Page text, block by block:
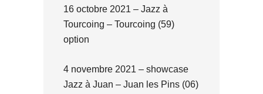
16 octobre 2021 – Jazz à
Tourcoing – Tourcoing (59)
option
4 novembre 2021 – showcase
Jazz à Juan – Juan les Pins (06)